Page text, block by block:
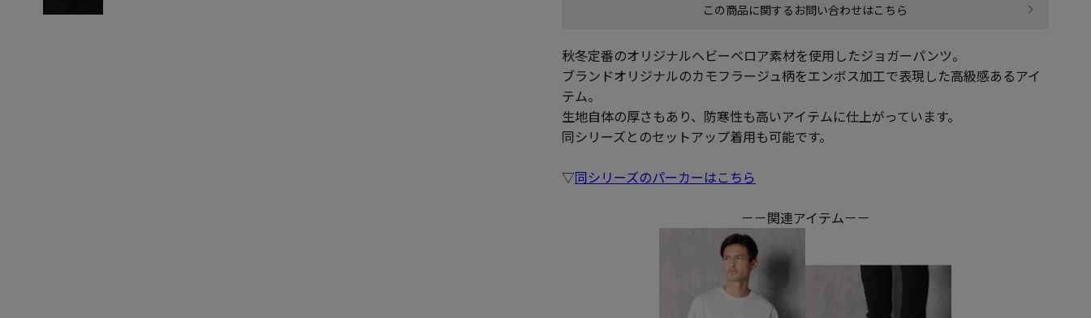
この商品に関するお問い合わせはこちら
秋冬定番のオリジナルヘビーベロア素材を使用したジョガーパンツ。
ブランドオリジナルのカモフラージュ柄をエンボス加工で表現した高級感あるアイ
テム。
生地自体の厚さもあり、防寒性も高いアイテムに仕上がっています。
同シリーズとのセットアップ着用も可能です。
▽同シリーズのパーカーはこちら
－－関連アイテム－－